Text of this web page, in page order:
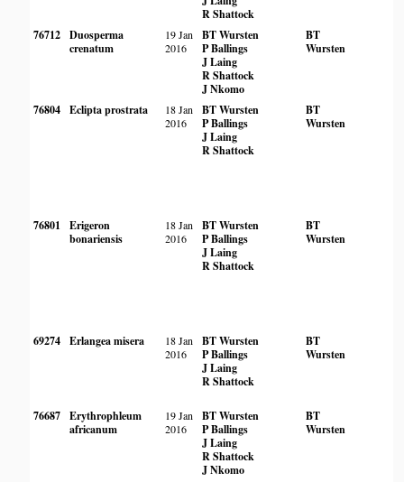
R Shattock
76712 Duosperma
crenatum
19 Jan
2016
BT Wursten
P Ballings
J Laing
R Shattock
J Nkomo
BT
Wursten
76804 Eclipta prostrata
18 Jan
2016
BT Wursten
P Ballings
J Laing
R Shattock
BT
Wursten
76801
Erigeron
bonariensis
18 Jan
2016
BT Wursten
P Ballings
J Laing
R Shattock
BT
Wursten
69274 Erlangea misera
18 Jan
2016
BT Wursten
P Ballings
J Laing
R Shattock
BT
Wursten
76687 Erythrophleum
africanum
19 Jan
2016
BT Wursten
P Ballings
J Laing
R Shattock
J Nkomo
BT
Wursten